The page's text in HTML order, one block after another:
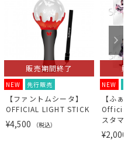
販売期間終了
NEW 先行販売
【ファントムシータ】
OFFICIAL LIGHT STICK
¥4,500 （税込）
販
NEW
【ふぁ
Official
スタマイ
ンドセッ
¥2,000